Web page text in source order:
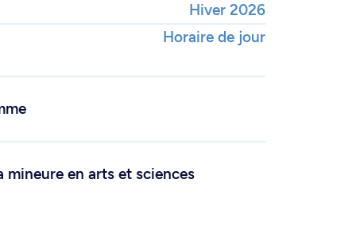
Hiver 2026
Horaire de jour
mineure en arts et sciences